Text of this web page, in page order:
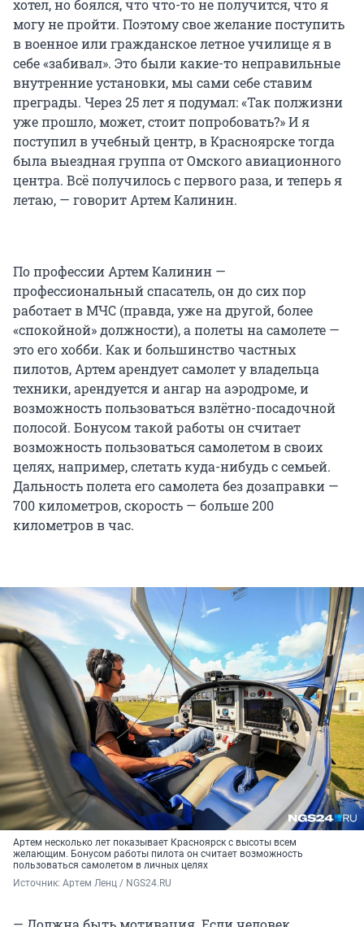
хотел, но боялся, что что-то не получится, что я
могу не пройти. Поэтому свое желание поступить
в военное или гражданское летное училище я в
себе «забивал». Это были какие-то неправильные
внутренние установки, мы сами себе ставим
преграды. Через 25 лет я подумал: «Так полжизни
уже прошло, может, стоит попробовать?» И я
поступил в учебный центр, в Красноярске тогда
была выездная группа от Омского авиационного
центра. Всё получилось с первого раза, и теперь я
летаю, — говорит Артем Калинин.
По профессии Артем Калинин —
профессиональный спасатель, он до сих пор
работает в МЧС (правда, уже на другой, более
«спокойной» должности), а полеты на самолете —
это его хобби. Как и большинство частных
пилотов, Артем арендует самолет у владельца
техники, арендуется и ангар на аэродроме, и
возможность пользоваться взлётно-посадочной
полосой. Бонусом такой работы он считает
возможность пользоваться самолетом в своих
целях, например, слетать куда-нибудь с семьей.
Дальность полета его самолета без дозаправки —
700 километров, скорость — больше 200
километров в час.
Артем несколько лет показывает Красноярск с высоты всем
желающим. Бонусом работы пилота он считает возможность
пользоваться самолетом в личных целях
Источник: Артем Ленц / NGS24.RU